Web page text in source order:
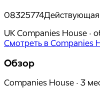
08325774Действующая
UK Companies House ·
Смотреть в Companies
Обзор
Companies House · 3